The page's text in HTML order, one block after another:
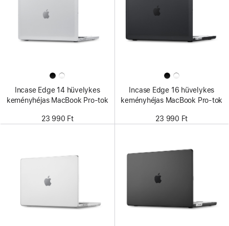
Incase Edge 14 hüvelykes
keményhéjas MacBook Pro-tok
23 990 Ft
Incase Edge 16 hüvelykes
keményhéjas MacBook Pro-tok
23 990 Ft